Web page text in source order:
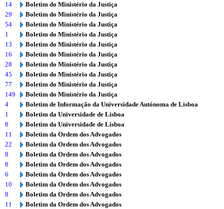
14
Boletim do Ministério da Justiça
29
Boletim do Ministério da Justiça
54
Boletim do Ministério da Justiça
1
Boletim do Ministério da Justiça
13
Boletim do Ministério da Justiça
16
Boletim do Ministério da Justiça
28
Boletim do Ministério da Justiça
45
Boletim do Ministério da Justiça
77
Boletim do Ministério da Justiça
149
Boletim do Ministério da Justiça
4
Boletim de Informação da Universidade Autónoma de Lisboa
1
Boletim da Universidade de Lisboa
8
Boletim da Universidade de Lisboa
11
Boletim da Ordem dos Advogados
22
Boletim da Ordem dos Advogados
8
Boletim da Ordem dos Advogados
8
Boletim da Ordem dos Advogados
6
Boletim da Ordem dos Advogados
10
Boletim da Ordem dos Advogados
8
Boletim da Ordem dos Advogados
11
Boletim da Ordem dos Advogados